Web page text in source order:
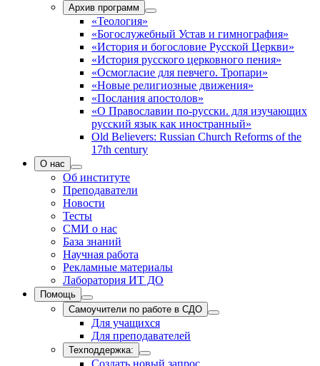
Архив программ
«Теология»
«Богослужебный Устав и гимнография»
«История и богословие Русской Церкви»
«История русского церковного пения»
«Осмогласие для певчего. Тропари»
«Новые религиозные движения»
«Послания апостолов»
«О Православии по-русски. для изучающих
русский язык как иностранный»
Old Believers: Russian Church Reforms of the
17th century
О нас
Об институте
Преподаватели
Новости
Тесты
СМИ о нас
База знаний
Научная работа
Рекламные материалы
Лаборатория ИТ ДО
Помощь
Самоучители по работе в СДО
Для учащихся
Для преподавателей
Техподдержка:
Создать новый запрос